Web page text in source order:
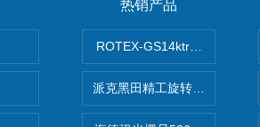
热销产品
ROTEX-GS14ktr梅花连轴器
派克黑田精工旋转气缸